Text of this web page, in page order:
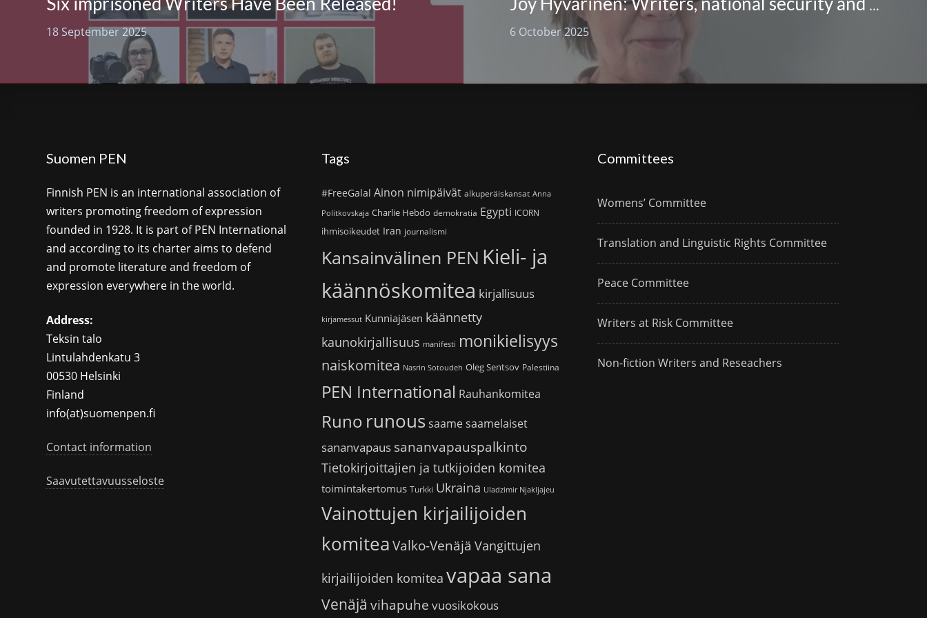
18 September 2025
Joy Hyvärinen: Writers, national security and public debate
6 October 2025
Suomen PEN
Finnish PEN is an international association of
writers promoting freedom of expression
founded in 1928. It is part of PEN International
and according to its charter aims to defend
and promote literature and freedom of
expression everywhere in the world.
Address:
Teksin talo
Lintulahdenkatu 3
00530 Helsinki
Finland
info(at)suomenpen.fi
Contact information
Saavutettavuusseloste
Tags
#FreeGalal Ainon nimipäivät alkuperäiskansat Anna
Politkovskaja Charlie Hebdo demokratia Egypti ICORN
ihmisoikeudet Iran journalismi
Kansainvälinen PEN Kieli- ja
käännöskomitea kirjallisuus
kirjamessut Kunniajäsen käännetty
kaunokirjallisuus manifesti monikielisyys
naiskomitea Nasrin Sotoudeh Oleg Sentsov Palestiina
PEN International Rauhankomitea
Runo runoussaamesaamelaiset
sananvapaus sananvapauspalkinto
Tietokirjoittajien ja tutkijoiden komitea
toimintakertomus Turkki Ukraina Uladzimir Njakljajeu
Vainottujen kirjailijoiden
komitea Valko-Venäjä Vangittujen
kirjailijoiden komitea vapaa sana
Venäjä vihapuhe vuosikokous
Committees
Womens’ Committee
Translation and Linguistic Rights Committee
Peace Committee
Writers at Risk Committee
Non-fiction Writers and Reseachers